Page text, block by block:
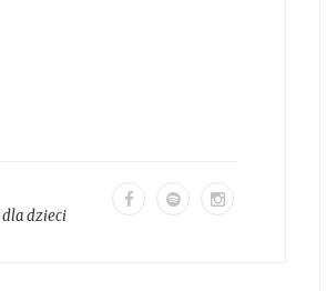
dla dzieci